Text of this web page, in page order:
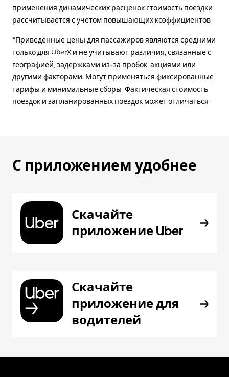
применения динамических расценок стоимость поездки
рассчитывается с учетом повышающих коэффициентов.
*Приведённые цены для пассажиров являются средними
только для UberX и не учитывают различия, связанные с
географией, задержками из-за пробок, акциями или
другими факторами. Могут применяться фиксированные
тарифы и минимальные сборы. Фактическая стоимость
поездок и запланированных поездок может отличаться.
С приложением удобнее
Скачайте
приложение Uber
Скачайте
приложение для
водителей